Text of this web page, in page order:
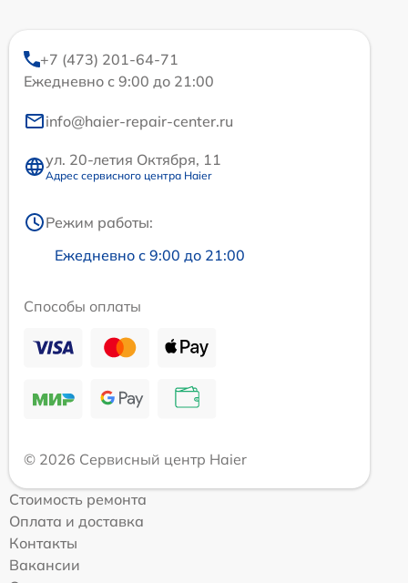
+7 (473) 201-64-71
Ежедневно с 9:00 до 21:00
info@haier-repair-center.ru
ул. 20-летия Октября, 11
Адрес сервисного центра Haier
Режим работы:
Ежедневно с 9:00 до 21:00
Способы оплаты
© 2026 Сервисный центр Haier
Стоимость ремонта
Оплата и доставка
Контакты
Вакансии